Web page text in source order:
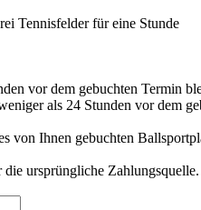
Tennisfelder für eine Stunde
vor dem gebuchten Termin
als 24 Stunden vor dem
von Ihnen gebuchten
ursprüngliche